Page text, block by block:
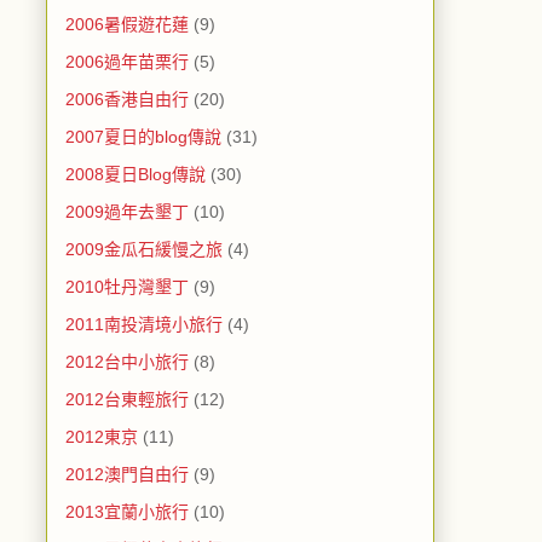
2006暑假遊花蓮 (9)
2006過年苗栗行 (5)
2006香港自由行 (20)
2007夏日的blog傳說 (31)
2008夏日Blog傳說 (30)
2009過年去墾丁 (10)
2009金瓜石緩慢之旅 (4)
2010牡丹灣墾丁 (9)
2011南投清境小旅行 (4)
2012台中小旅行 (8)
2012台東輕旅行 (12)
2012東京 (11)
2012澳門自由行 (9)
2013宜蘭小旅行 (10)